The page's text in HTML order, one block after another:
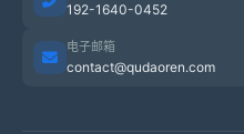
192-1640-0452
电子邮箱
contact@qudaoren.com